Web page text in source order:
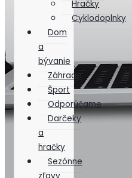
Hračky
Cyklodoplnky
Dom
a
bývanie
Záhrada
Šport
Odporúčame
Darčeky
a
hračky
Sezónne